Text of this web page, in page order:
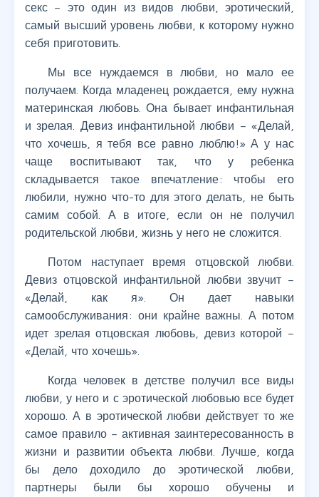
секс – это один из видов любви, эротический,
самый высший уровень любви, к которому нужно
себя приготовить.
Мы все нуждаемся в любви, но мало ее
получаем. Когда младенец рождается, ему нужна
материнская любовь. Она бывает инфантильная
и зрелая. Девиз инфантильной любви – «Делай,
что хочешь, я тебя все равно люблю!» А у нас
чаще воспитывают так, что у ребенка
складывается такое впечатление: чтобы его
любили, нужно что-то для этого делать, не быть
самим собой. А в итоге, если он не получил
родительской любви, жизнь у него не сложится.
Потом наступает время отцовской любви.
Девиз отцовской инфантильной любви звучит –
«Делай, как я». Он дает навыки
самообслуживания: они крайне важны. А потом
идет зрелая отцовская любовь, девиз которой –
«Делай, что хочешь».
Когда человек в детстве получил все виды
любви, у него и с эротической любовью все будет
хорошо. А в эротической любви действует то же
самое правило – активная заинтересованность в
жизни и развитии объекта любви. Лучше, когда
бы дело доходило до эротической любви,
партнеры были бы хорошо обучены и